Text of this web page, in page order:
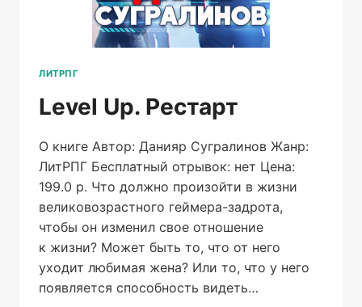
ЛИТРПГ
Level Up. Рестарт
О книге Автор: Данияр Сугралинов Жанр:
ЛитРПГ Бесплатный отрывок: нет Цена:
199.0 р. Что должно произойти в жизни
великовозрастного геймера-задрота,
чтобы он изменил свое отношение
к жизни? Может быть то, что от него
уходит любимая жена? Или то, что у него
появляется способность видеть…